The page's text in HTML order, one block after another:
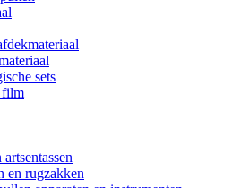
sets
film
en rugzakken